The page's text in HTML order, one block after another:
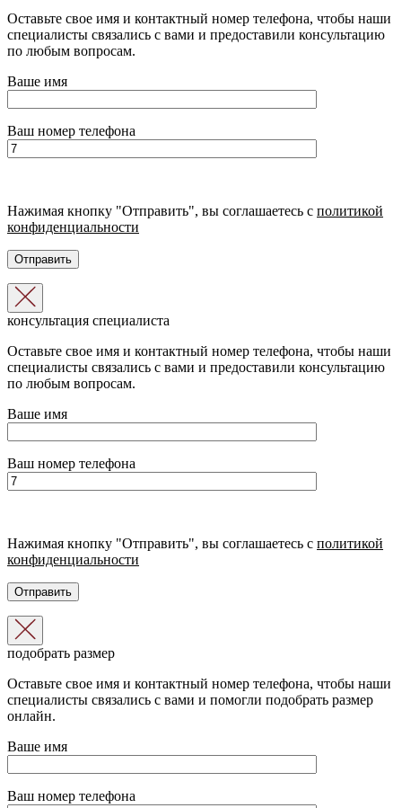
Оставьте свое имя и контактный номер телефона, чтобы наши
специалисты связались с вами и предоставили консультацию
по любым вопросам.
Ваше имя
Ваш номер телефона
Нажимая кнопку "Отправить", вы соглашаетесь с политикой
конфиденциальности
консультация специалиста
Оставьте свое имя и контактный номер телефона, чтобы наши
специалисты связались с вами и предоставили консультацию
по любым вопросам.
Ваше имя
Ваш номер телефона
Нажимая кнопку "Отправить", вы соглашаетесь с политикой
конфиденциальности
подобрать размер
Оставьте свое имя и контактный номер телефона, чтобы наши
специалисты связались с вами и помогли подобрать размер
онлайн.
Ваше имя
Ваш номер телефона